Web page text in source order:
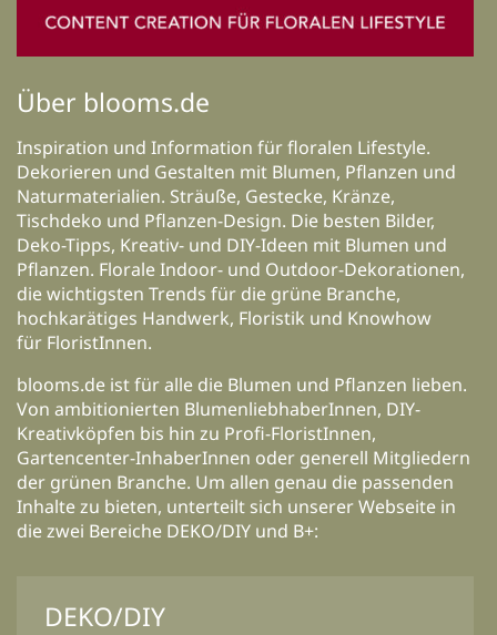
Über blooms.de
Inspiration und Information für floralen Lifestyle.
Dekorieren und Gestalten mit Blumen, Pflanzen und
Naturmaterialien. Sträuße, Gestecke, Kränze,
Tischdeko und Pflanzen-Design. Die besten Bilder,
Deko-Tipps, Kreativ- und DIY-Ideen mit Blumen und
Pflanzen. Florale Indoor- und Outdoor-Dekorationen,
die wichtigsten Trends für die grüne Branche,
hochkarätiges Handwerk, Floristik und Knowhow
für FloristInnen.
blooms.de ist für alle die Blumen und Pflanzen lieben.
Von ambitionierten BlumenliebhaberInnen, DIY-
Kreativköpfen bis hin zu Profi-FloristInnen,
Gartencenter-InhaberInnen oder generell Mitgliedern
der grünen Branche. Um allen genau die passenden
Inhalte zu bieten, unterteilt sich unserer Webseite in
die zwei Bereiche DEKO/DIY und B+:
DEKO/DIY